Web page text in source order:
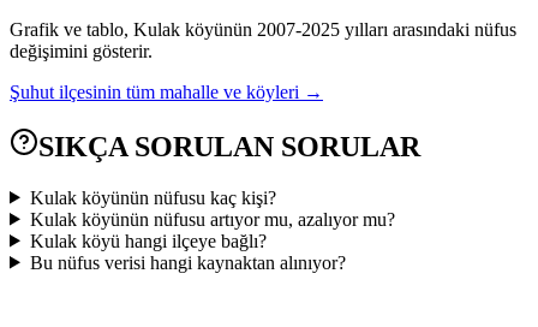
Grafik ve tablo, Kulak köyünün 2007-2025 yılları arasındaki nüfus
değişimini gösterir.
Şuhut ilçesinin tüm mahalle ve köyleri →
SIKÇA SORULAN SORULAR
Kulak köyünün nüfusu kaç kişi?
Kulak köyünün nüfusu artıyor mu, azalıyor mu?
Kulak köyü hangi ilçeye bağlı?
Bu nüfus verisi hangi kaynaktan alınıyor?